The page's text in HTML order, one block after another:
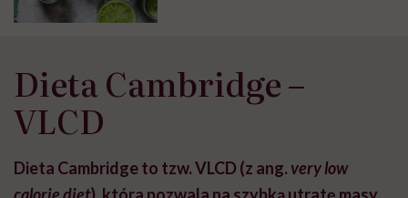
Dieta Cambridge –
VLCD
Dieta Cambridge to tzw. VLCD (z ang. very low